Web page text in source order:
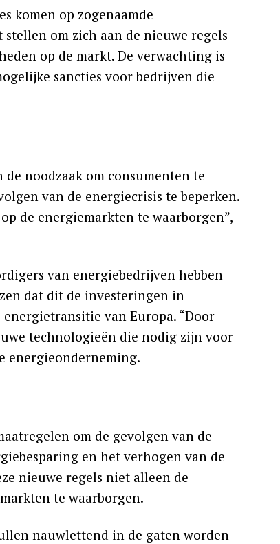
komen op zogenaamde
om zich aan de nieuwe regels
op de markt. De verwachting is
sancties voor bedrijven die
noodzaak om consumenten te
van de energiecrisis te beperken.
de energiemarkten te waarborgen”,
van energiebedrijven hebben
dat dit de investeringen in
van Europa. “Door
technologieën die nodig zijn voor
energieonderneming.
om de gevolgen van de
en het verhogen van de
nieuwe regels niet alleen de
te waarborgen.
nauwlettend in de gaten worden